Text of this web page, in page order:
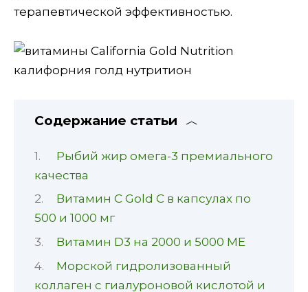
терапевтической эффективностью.
Содержание статьи
Рыбий жир омега-3 премиального
качества
Витамин С Gold C в капсулах по
500 и 1000 мг
Витамин D3 на 2000 и 5000 МЕ
Морской гидролизованный
коллаген с гиалуроновой кислотой и